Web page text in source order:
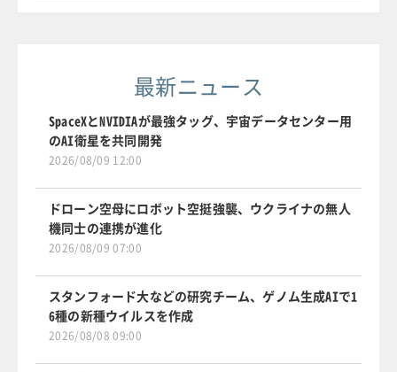
最新ニュース
SpaceXとNVIDIAが最強タッグ、宇宙データセンター用
のAI衛星を共同開発
2026/08/09 12:00
ドローン空母にロボット空挺強襲、ウクライナの無人
機同士の連携が進化
2026/08/09 07:00
スタンフォード大などの研究チーム、ゲノム生成AIで1
6種の新種ウイルスを作成
2026/08/08 09:00